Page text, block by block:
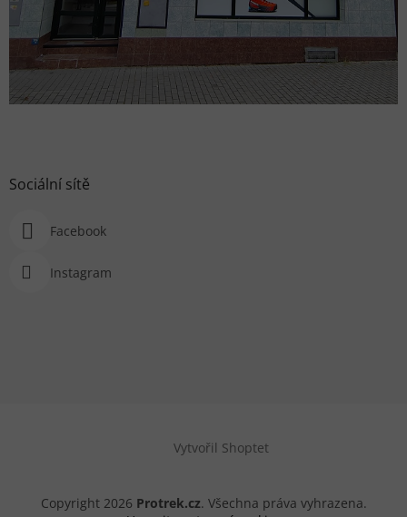
Sociální sítě
Facebook
Instagram
Vytvořil Shoptet
Copyright 2026 Protrek.cz. Všechna práva vyhrazena.